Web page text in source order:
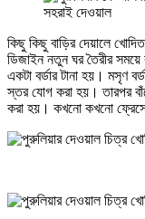
সহরাই দেওয়াল
কিছু কিছু বাড়ির দেয়ালে
ডিজাইন নতুন ঘর তৈরীর
একটা বর্ডার টানা হয়। মসৃণ
স্তর যোগ করা হয়। তারপর
করা হয়। কখনো কখনো